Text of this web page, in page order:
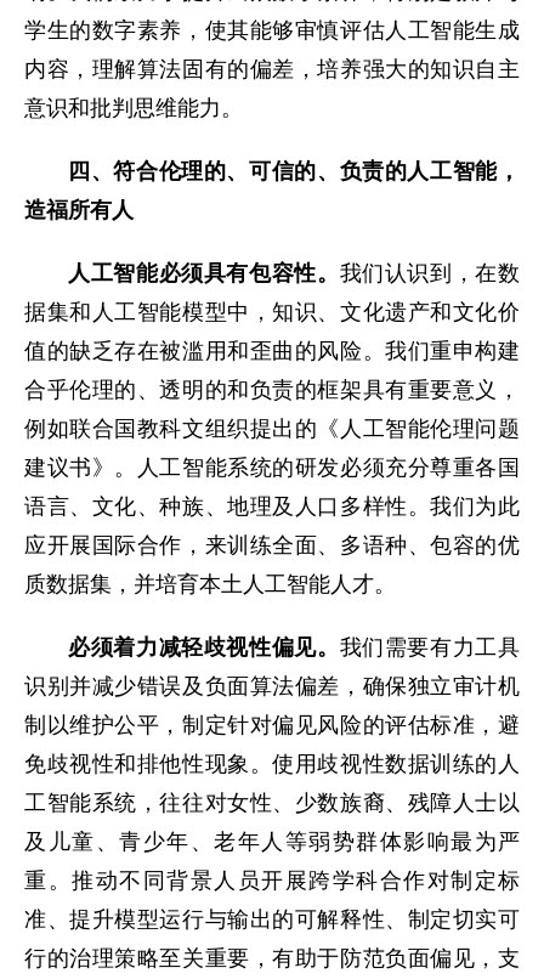
学生的数字素养，使其能够审慎评估人工智能生成
内容，理解算法固有的偏差，培养强大的知识自主
意识和批判思维能力。
四、符合伦理的、可信的、负责的人工智能，
造福所有人
人工智能必须具有包容性。 我们认识到，在数
据集和人工智能模型中，知识、文化遗产和文化价
值的缺乏存在被滥用和歪曲的风险。我们重申构建
合乎伦理的、透明的和负责的框架具有重要意义，
例如联合国教科文组织提出的《人工智能伦理问题
建议书》。人工智能系统的研发必须充分尊重各国
语言、文化、种族、地理及人口多样性。我们为此
应开展国际合作，来训练全面、多语种、包容的优
质数据集，并培育本土人工智能人才。
必须着力减轻歧视性偏见。 我们需要有力工具
识别并减少错误及负面算法偏差，确保独立审计机
制以维护公平，制定针对偏见风险的评估标准，避
免歧视性和排他性现象。使用歧视性数据训练的人
工智能系统，往往对女性、少数族裔、残障人士以
及儿童、青少年、老年人等弱势群体影响最为严
重。推动不同背景人员开展跨学科合作对制定标
准、提升模型运行与输出的可解释性、制定切实可
行的治理策略至关重要，有助于防范负面偏见，支